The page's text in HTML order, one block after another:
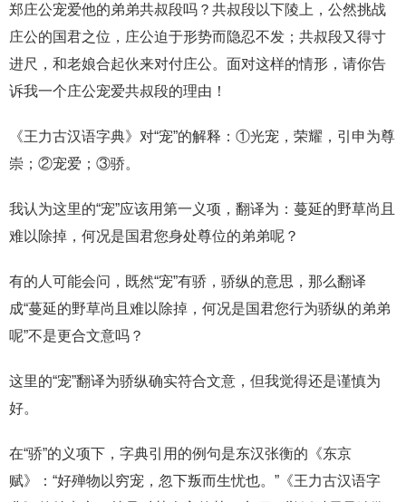
郑庄公宠爱他的弟弟共叔段吗？共叔段以下陵上，公然挑战
庄公的国君之位，庄公迫于形势而隐忍不发；共叔段又得寸
进尺，和老娘合起伙来对付庄公。面对这样的情形，请你告
诉我一个庄公宠爱共叔段的理由！
《王力古汉语字典》对“宠”的解释：①光宠，荣耀，引申为尊
崇；②宠爱；③骄。
我认为这里的“宠”应该用第一义项，翻译为：蔓延的野草尚且
难以除掉，何况是国君您身处尊位的弟弟呢？
有的人可能会问，既然“宠”有骄，骄纵的意思，那么翻译
成“蔓延的野草尚且难以除掉，何况是国君您行为骄纵的弟弟
呢”不是更合文意吗？
这里的“宠”翻译为骄纵确实符合文意，但我觉得还是谨慎为
好。
在“骄”的义项下，字典引用的例句是东汉张衡的《东京
赋》：“好殚物以穷宠，忽下叛而生忧也。”《王力古汉语字